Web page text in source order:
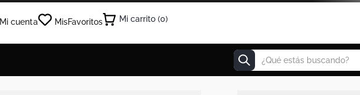
Mi cuenta MisFavoritos 0
¿Qué estás buscando?